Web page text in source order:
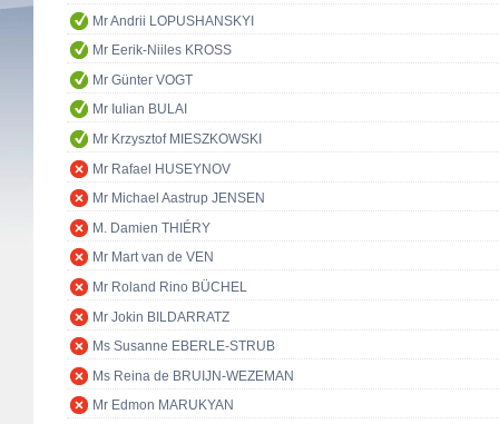
Mr Andrii LOPUSHANSKYI
Mr Eerik-Niiles KROSS
Mr Günter VOGT
Mr Iulian BULAI
Mr Krzysztof MIESZKOWSKI
Mr Rafael HUSEYNOV
Mr Michael Aastrup JENSEN
M. Damien THIÉRY
Mr Mart van de VEN
Mr Roland Rino BÜCHEL
Mr Jokin BILDARRATZ
Ms Susanne EBERLE-STRUB
Ms Reina de BRUIJN-WEZEMAN
Mr Edmon MARUKYAN